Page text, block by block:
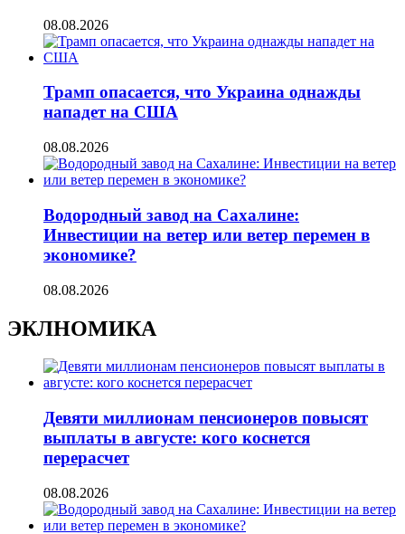
08.08.2026
Трамп опасается, что Украина однажды
нападет на США
08.08.2026
Водородный завод на Сахалине:
Инвестиции на ветер или ветер перемен в
экономике?
08.08.2026
ЭКЛНОМИКА
Девяти миллионам пенсионеров повысят
выплаты в августе: кого коснется
перерасчет
08.08.2026